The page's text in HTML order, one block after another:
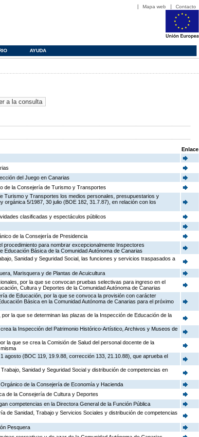
Mapa web Contacto
AYUDA
Enlace
del Juego en Canarias
de la Consejería de Turismo y Transportes
Turismo y Transportes los medios personales, presupuestarios y
5/1987, 30 julio (BOE 182, 31.7.87), en relación con los
clasificadas y espectáculos públicos
de la Consejería de Presidencia
para nombrar excepcionalmente Inspectores
Básica de la Comunidad Autónoma de Canarias
Sanidad y Seguridad Social, las funciones y servicios traspasados a
Marisquera y de Plantas de Acuicultura
por la que se convocan pruebas selectivas para ingreso en el
Cultura y Deportes de la Comunidad Autónoma de Canarias
de Educación, por la que se convoca la provisión con carácter
Básica en la Comunidad Autónoma de Canarias para el próximo
la que se determinan las plazas de la Inspección de Educación de la
la Inspección del Patrimonio Histórico-Artístico, Archivos y Museos de
la que se crea la Comisión de Salud del personal docente de la
agosto (BOC 119, 19.9.88, corrección 133, 21.10.88), que aprueba el
Sanidad y Seguridad Social y distribución de competencias en
de la Consejería de Economía y Hacienda
de la Consejería de Cultura y Deportes
competencias en la Directora General de la Función Pública
de Sanidad, Trabajo y Servicios Sociales y distribución de competencias
Pesquera